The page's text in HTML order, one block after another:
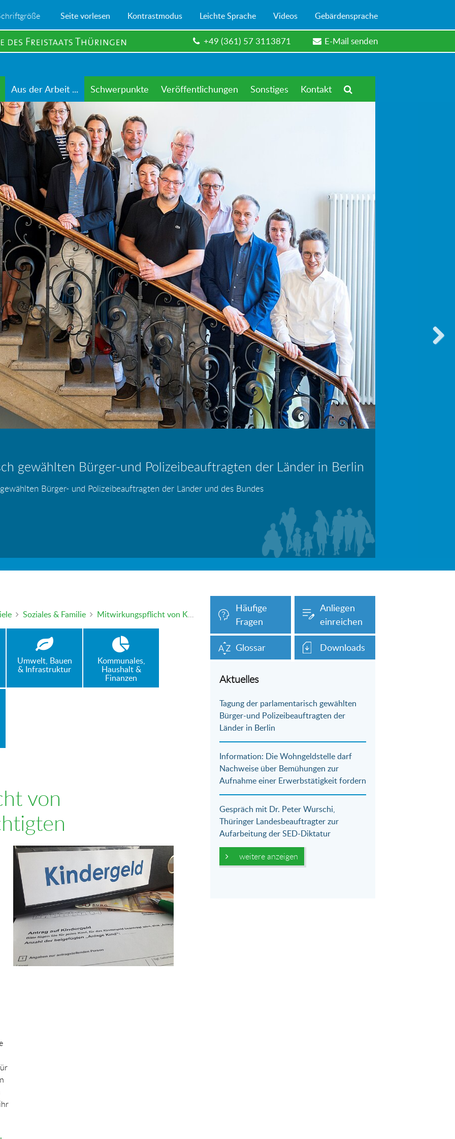
Seite vorlesen Kontrastmodus Leichte Sprache Videos Gebärdensprache
+49 (361) 57 3113871 E-Mail senden
Aus der Arbeit ... Schwerpunkte Veröffentlichungen Sonstiges Kontakt
gewählten Bürger-und Polizeibeauftragten der Länder in Berlin
Bürger- und Polizeibeauftragten der Länder und des Bundes
Information: Die Wohngeldstelle darf Nachweise über Bemühungen zur Aufnahme einer Erwerbstätigkeit fordern
– wer haftet für die Folgen?
Blei - gefährlich und inzwischen auch verboten!
mündlich an die Bürgerbeauftragte wenden. Nutzen Sie auch unser Onlineformular auf dieser
Soziales & Familie Mitwirkungspflicht von Kindergeldberechtigten
Umwelt, Bauen
& Infrastruktur
Kommunales,
Haushalt &
Finanzen
von
Show larger version for:
Häufige
Fragen
Anliegen
einreichen
Glossar Downloads
Aktuelles
Tagung der parlamentarisch gewählten
Bürger-und Polizeibeauftragten der
Länder in Berlin
Information: Die Wohngeldstelle darf
Nachweise über Bemühungen zur
Aufnahme einer Erwerbstätigkeit fordern
Gespräch mit Dr. Peter Wurschi,
Thüringer Landesbeauftragter zur
Aufarbeitung der SED-Diktatur
weitere anzeigen